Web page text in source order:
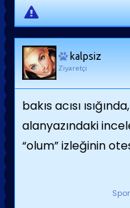
kalpsiz
Ziyaretçi
bakıs acısı
alanyazındaki
“olum”izleğinin